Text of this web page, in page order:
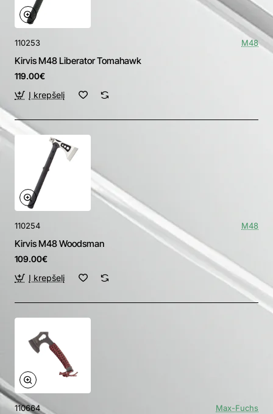
110253 M48
Kirvis M48 Liberator Tomahawk
119.00€
Į krepšelį
110254 M48
Kirvis M48 Woodsman
109.00€
Į krepšelį
110664 Max-Fuchs